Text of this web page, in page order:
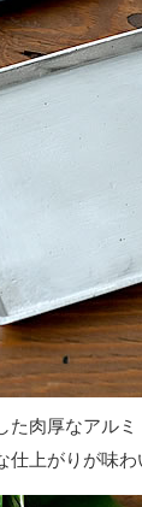
た肉厚なアル
上がりが味わ